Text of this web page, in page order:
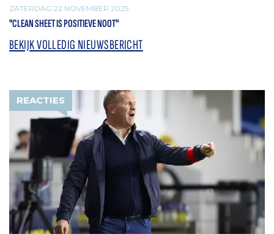
ZATERDAG 22 NOVEMBER 2025
"CLEAN SHEET IS POSITIEVE NOOT"
BEKIJK VOLLEDIG NIEUWSBERICHT
REACTIES